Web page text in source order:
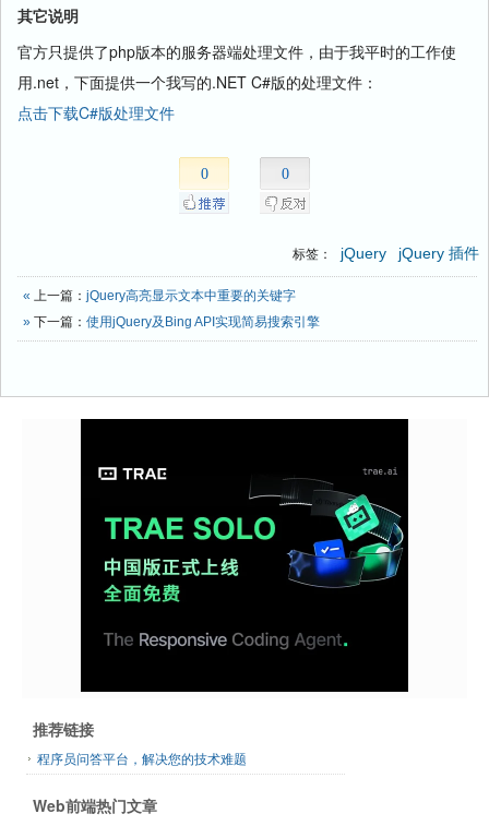
其它说明
官方只提供了php版本的服务器端处理文件，由于我平时的工作使
用.net，下面提供一个我写的.NET C#版的处理文件：
点击下载C#版处理文件
0 0
标签： jQuery jQuery 插件
« 上一篇： jQuery高亮显示文本中重要的关键字
» 下一篇： 使用jQuery及Bing API实现简易搜索引擎
推荐链接
程序员问答平台，解决您的技术难题
Web前端热门文章